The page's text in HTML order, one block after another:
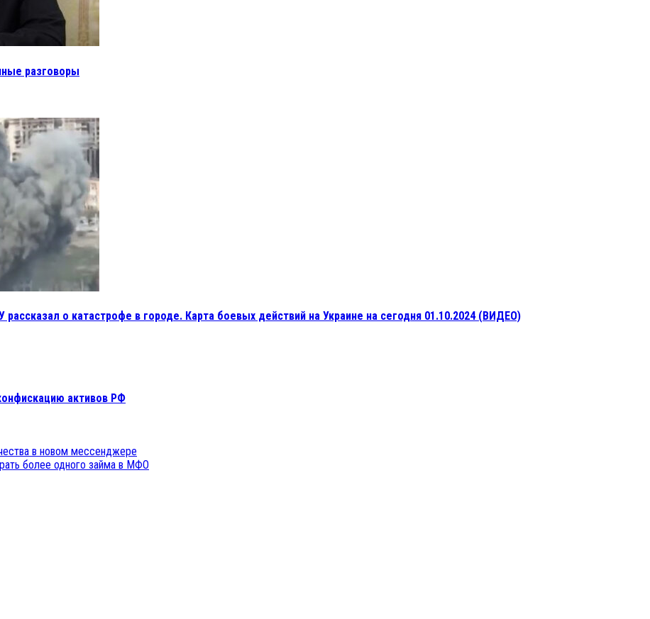
разговоры
о катастрофе в городе. Карта боевых действий на Украине на сегодня 01.10.2024 (ВИДЕО)
активов РФ
в новом мессенджере
более одного займа в МФО